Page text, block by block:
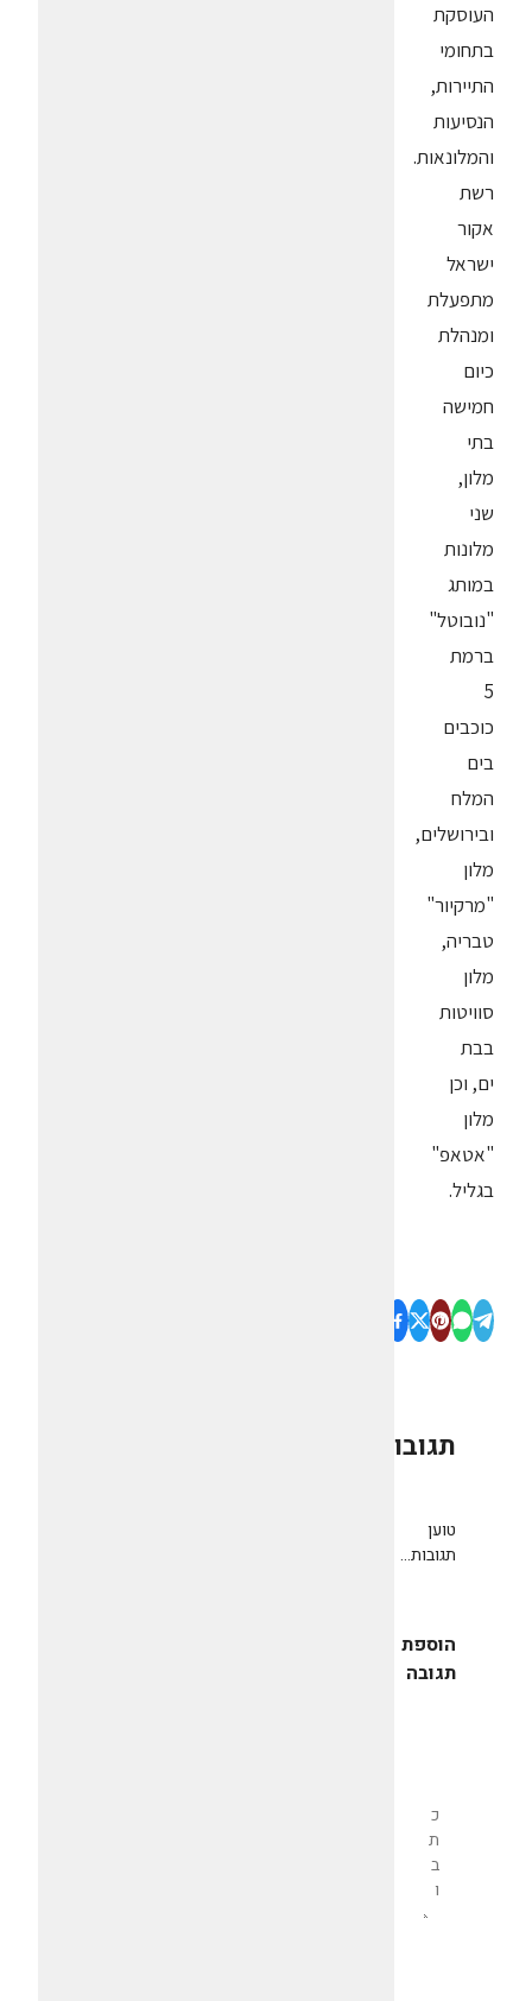
העוסקת
בתחומי
התיירות,
הנסיעות
והמלונאות.
רשת
אקור
ישראל
מתפעלת
ומנהלת
כיום
חמישה
בתי
מלון,
שני
מלונות
במותג
"נובוטל"
ברמת
5
כוכבים
בים
המלח
ובירושלים,
מלון
"מרקיור"
טבריה,
מלון
סוויטות
בבת
ים, וכן
מלון
"אטאפ"
בגליל.
תגובות
טוען
תגובות...
הוספת
תגובה